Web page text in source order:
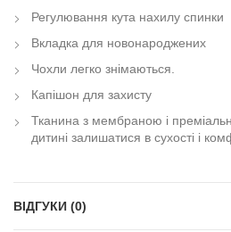
Регулювання кута нахилу спинки
Вкладка для новонароджених
Чохли легко знімаються.
Капішон для захисту
Тканина з мембраною і
дитині залишатися в сухості і
ВІДГУКИ (0)